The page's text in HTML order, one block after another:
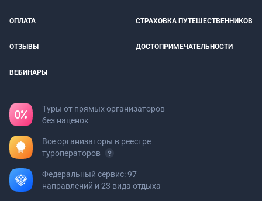
ОПЛАТА СТРАХОВКА ПУТЕШЕСТВЕННИКОВ
ОТЗЫВЫ ДОСТОПРИМЕЧАТЕЛЬНОСТИ
ВЕБИНАРЫ
Туры от прямых организаторов
без наценок
Все организаторы в реестре
туроператоров
Федеральный сервис: 97
направлений и 23 вида отдыха